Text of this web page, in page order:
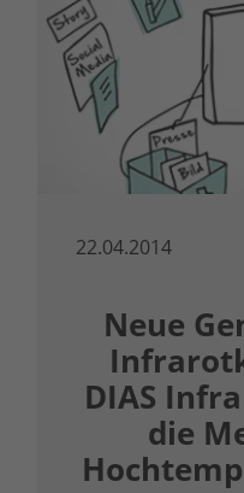
22.04.2014
Neue
DIAS
die